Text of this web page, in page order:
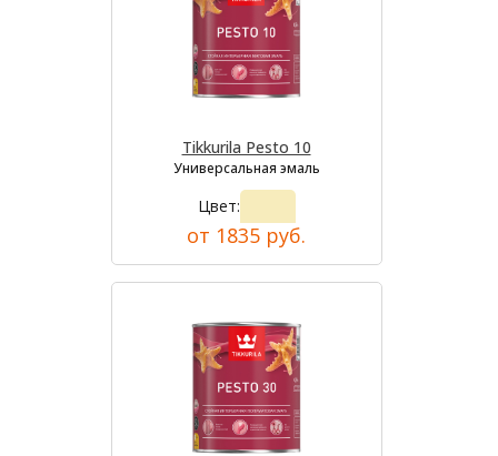
Tikkurila Pesto 10
Универсальная эмаль
Цвет:
от 1835 руб.